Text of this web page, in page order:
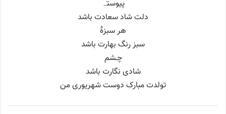
پیوستہ
دلت شاد سعادت باشد
هر سبزۀ
سبز رنگ بهارت باشد
چـشم
شادی نگارت باشد
تولدت مبارک دوست شهریوری من